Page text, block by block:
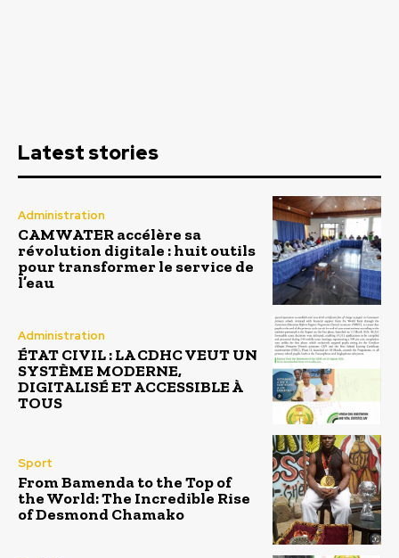
Latest stories
Administration
CAMWATER accélère sa
révolution digitale : huit outils
pour transformer le service de
l’eau
Administration
ÉTAT CIVIL : LA CDHC VEUT UN
SYSTÈME MODERNE,
DIGITALISÉ ET ACCESSIBLE À
TOUS
Sport
From Bamenda to the Top of
the World: The Incredible Rise
of Desmond Chamako